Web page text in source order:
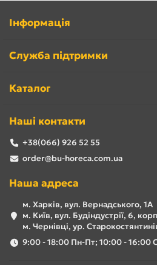
Інформація
Служба підтримки
Каталог
Наші контакти
+38(066) 926 52 55
order@bu-horeca.com.ua
Наша адреса
м. Харків, вул. Вернадського, 1А
м. Київ, вул. Будіндустрії, 6,
м. Чернівці, ур.
9:00 - 18:00 Пн-Пт; 10:00 - 16:00